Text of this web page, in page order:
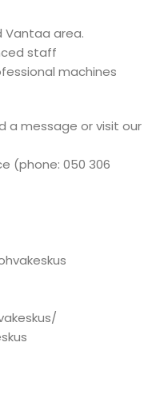
Vantaa area.
staff
machines
a message or visit our
(phone: 050 306